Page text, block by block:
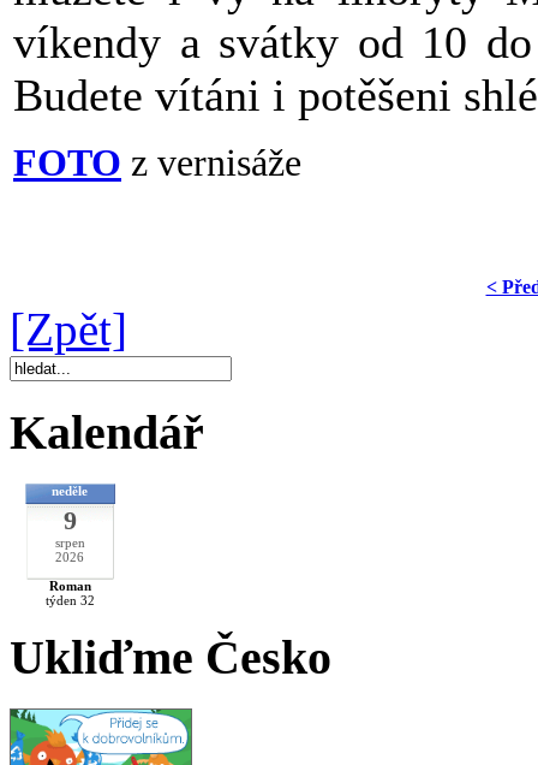
víkendy a svátky od 10
Budete vítáni i potěšeni
FOTO z vernisáže
<
[Zpět]
Kalendář
neděle
9
srpen
2026
Roman
týden 32
Ukliďme Česko